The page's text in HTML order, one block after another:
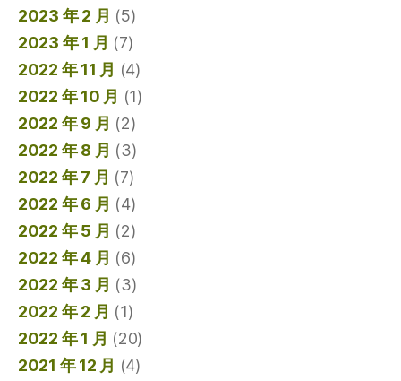
2023 年 2 月 (5)
2023 年 1 月 (7)
2022 年 11 月 (4)
2022 年 10 月 (1)
2022 年 9 月 (2)
2022 年 8 月 (3)
2022 年 7 月 (7)
2022 年 6 月 (4)
2022 年 5 月 (2)
2022 年 4 月 (6)
2022 年 3 月 (3)
2022 年 2 月 (1)
2022 年 1 月 (20)
2021 年 12 月 (4)